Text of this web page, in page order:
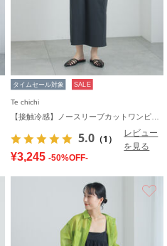
タイムセール対象 SALE
Te chichi
5.0 （1）
レビュー
を見る
¥3,245 -50%OFF-